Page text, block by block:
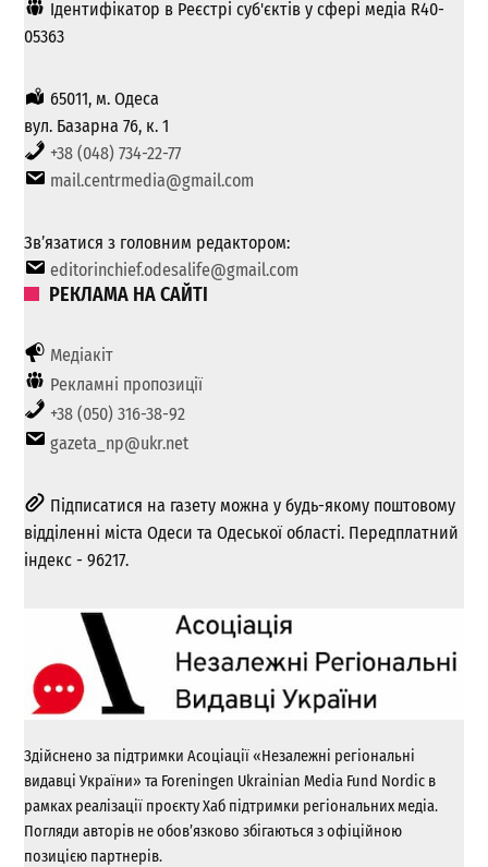
Ідентифікатор в Реєстрі суб'єктів у сфері медіа R40-
05363
65011, м. Одеса
вул. Базарна 76, к. 1
+38 (048) 734-22-77
mail.centrmedia@gmail.com
Зв’язатися з головним редактором:
editorinchief.odesalife@gmail.com
РЕКЛАМА НА САЙТІ
Медіакіт
Рекламні пропозиції
+38 (050) 316-38-92
gazeta_np@ukr.net
Підписатися на газету можна у будь-якому поштовому
відділенні міста Одеси та Одеської області. Передплатний
індекс - 96217.
Здійснено за підтримки Асоціації «Незалежні регіональні
видавці України» та Foreningen Ukrainian Media Fund Nordic в
рамках реалізації проєкту Хаб підтримки регіональних медіа.
Погляди авторів не обов’язково збігаються з офіційною
позицією партнерів.